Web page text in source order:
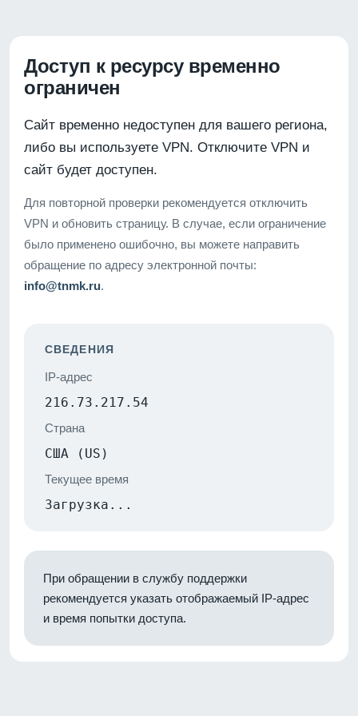
Доступ к ресурсу временно
ограничен
Сайт временно недоступен для вашего региона,
либо вы используете VPN. Отключите VPN и
сайт будет доступен.
Для повторной проверки рекомендуется отключить
VPN и обновить страницу. В случае, если ограничение
было применено ошибочно, вы можете направить
обращение по адресу электронной почты:
info@tnmk.ru.
СВЕДЕНИЯ
IP-адрес
216.73.217.54
Страна
США (US)
Текущее время
Загрузка...
При обращении в службу поддержки
рекомендуется указать отображаемый IP-адрес
и время попытки доступа.